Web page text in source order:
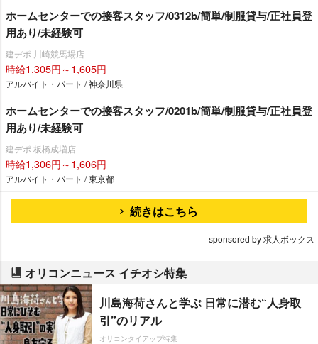
ホームセンターでの接客スタッフ/0312b/簡単/制服貸与/正社員登
用あり/未経験可
建デポ 川崎競馬場店
時給1,305円～1,605円
アルバイト・パート / 神奈川県
ホームセンターでの接客スタッフ/0201b/簡単/制服貸与/正社員登
用あり/未経験可
建デポ 板橋成増店
時給1,306円～1,606円
アルバイト・パート / 東京都
続きはこちら
sponsored by 求人ボックス
オリコンニュース イチオシ特集
川島海荷さんと学ぶ 日常に潜む“人身取
引”のリアル
オリコンタイアップ特集